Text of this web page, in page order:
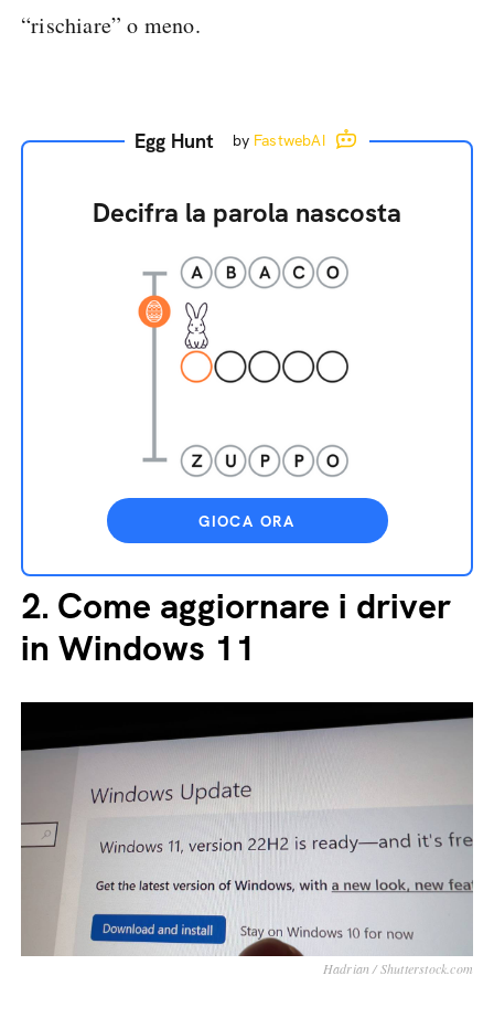
“rischiare” o meno.
Egg Hunt by FastwebAI
Decifra la parola nascosta
GIOCA ORA
2. Come aggiornare i driver
in Windows 11
Hadrian / Shutterstock.com